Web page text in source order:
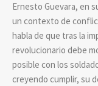
Ernesto Guevara, en
un contexto de
habla de que tras la
revolucionario debe
posible con los
creyendo cumplir, su